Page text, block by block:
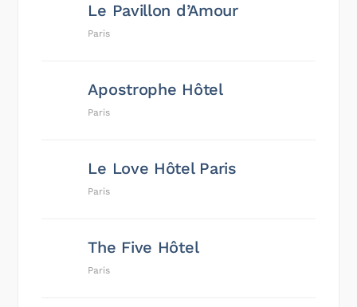
Le Pavillon d’Amour
Paris
Apostrophe Hôtel
Paris
Le Love Hôtel Paris
Paris
The Five Hôtel
Paris